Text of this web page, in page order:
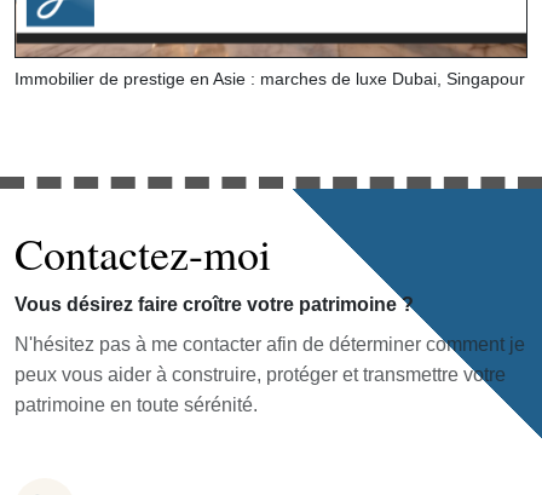
Immobilier de prestige en Asie : marches de luxe Dubai, Singapour
Contactez-moi
Vous désirez faire croître votre patrimoine ?
N'hésitez pas à me contacter afin de déterminer comment je
peux vous aider à construire, protéger et transmettre votre
patrimoine en toute sérénité.